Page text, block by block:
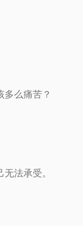
多么痛苦？
法承受。